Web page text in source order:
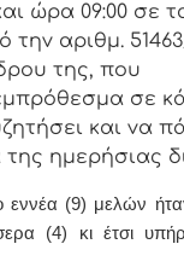
ώρα 09:00 σε
αριθμ.
της, πoυ
σε
και vα
ημερήσιας
εννέα (9) μελών
(4) κι έτσι